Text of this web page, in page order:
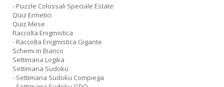
- Puzzle Colossali Speciale Estate
Quiz Ermetici
Quiz Mese
Raccolta Enigmistica
- Raccolta Enigmistica Gigante
Schemi in Bianco
Settimana Logika
Settimana Sudoku
- Settimana Sudoku Compiega